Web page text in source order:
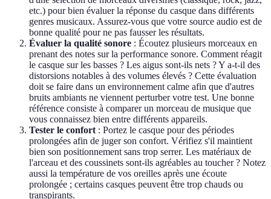
etc.) pour bien évaluer la réponse du casque dans différents
genres musicaux. Assurez-vous que votre source audio est de
bonne qualité pour ne pas fausser les résultats.
Évaluer la qualité sonore : Écoutez plusieurs morceaux en
prenant des notes sur la performance sonore. Comment réagit
le casque sur les basses ? Les aigus sont-ils nets ? Y a-t-il des
distorsions notables à des volumes élevés ? Cette évaluation
doit se faire dans un environnement calme afin que d'autres
bruits ambiants ne viennent perturber votre test. Une bonne
référence consiste à comparer un morceau de musique que
vous connaissez bien entre différents appareils.
Tester le confort : Portez le casque pour des périodes
prolongées afin de juger son confort. Vérifiez s'il maintient
bien son positionnement sans trop serrer. Les matériaux de
l'arceau et des coussinets sont-ils agréables au toucher ? Notez
aussi la température de vos oreilles après une écoute
prolongée ; certains casques peuvent être trop chauds ou
transpirants.